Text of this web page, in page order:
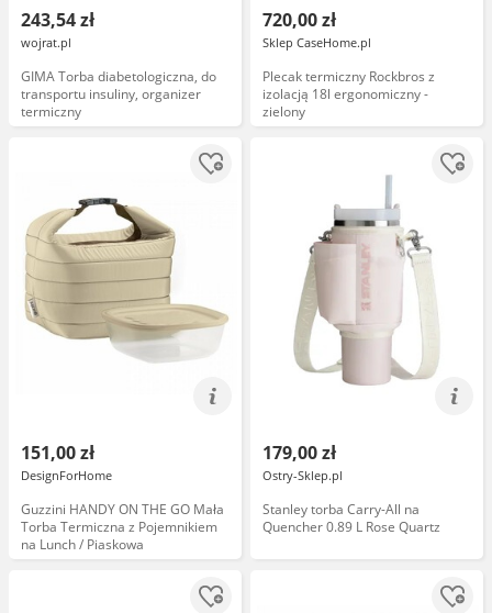
243,54 zł
wojrat.pl
GIMA Torba diabetologiczna, do
transportu insuliny, organizer
termiczny
720,00 zł
Sklep CaseHome.pl
Plecak termiczny Rockbros z
izolacją 18l ergonomiczny -
zielony
151,00 zł
DesignForHome
Guzzini HANDY ON THE GO Mała
Torba Termiczna z Pojemnikiem
na Lunch / Piaskowa
179,00 zł
Ostry-Sklep.pl
Stanley torba Carry-All na
Quencher 0.89 L Rose Quartz